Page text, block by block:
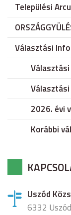
Települési
Választási
2026. évi
Korábbi
Uszód
6332